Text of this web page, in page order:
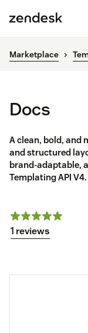
Marketplace
Docs
A clean, bold, and
and structured
brand-adaptable,
Templating API V4.
1 reviews